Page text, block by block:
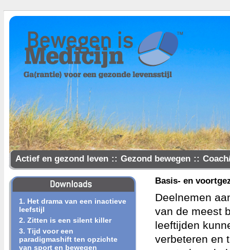
Actief en gezond leven :: Gezond bewegen ::
Samen gezonder
1. Het drama van een inactieve
leefstijl
2. Zitten is een silent killer
3. Tijd voor een
paradigmashift ten opzichte
van sport en bewegen
Basis- en
Deelnemen
van de meest
leeftijden
verbeteren en